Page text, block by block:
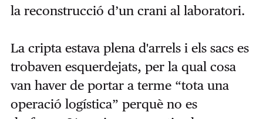
la reconstrucció d’un crani al laboratori.
La cripta estava plena d'arrels i els sacs es
trobaven esquerdejats, per la qual cosa
van haver de portar a terme “tota una
operació logística” perquè no es